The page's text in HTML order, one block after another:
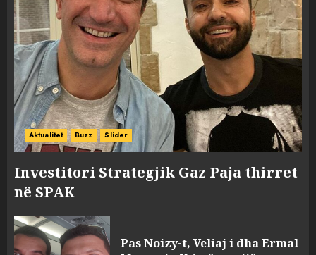
Aktualitet Buzz Slider
Investitori Strategjik Gaz Paja thirret
në SPAK
Pas Noizy-t, Veliaj i dha Ermal